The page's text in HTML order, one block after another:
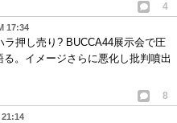
4
17:34
ラ押し売り? BUCCA44展示会で圧
。イメージさらに悪化し批判噴出
8
21:14